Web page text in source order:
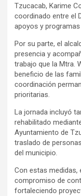
Tzucacab, Karime
coordinado entre el
apoyos y
Por su parte, el
presencia y
trabajo que la Mtra.
beneficio de las
coordinación
prioritarias.
La jornada incluyó
rehabilitado
Ayuntamiento de
traslado de
del municipio.
Con estas medidas,
compromiso de
fortaleciendo